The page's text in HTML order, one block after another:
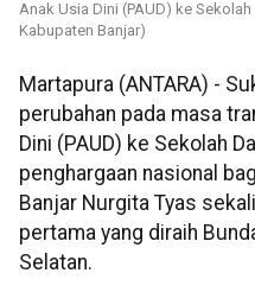
Anak Usia Dini (PAUD) ke
Kabupaten Banjar)
Martapura (ANTARA) -
perubahan pada masa
Dini (PAUD) ke Sekolah
penghargaan nasional
Banjar Nurgita Tyas
pertama yang diraih
Selatan.